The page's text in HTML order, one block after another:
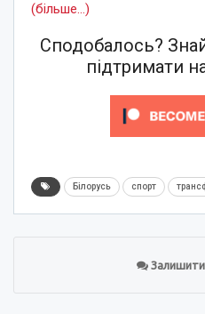
(більше…)
Сподобалось?
підтримати
Білорусь спорт